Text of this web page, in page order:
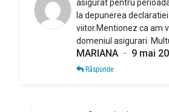
asigurat pentru
la depunerea declaratiei
viitor.Mentionez ca am
domeniul asigurari.
MARIANA - 9 mai
Răspunde